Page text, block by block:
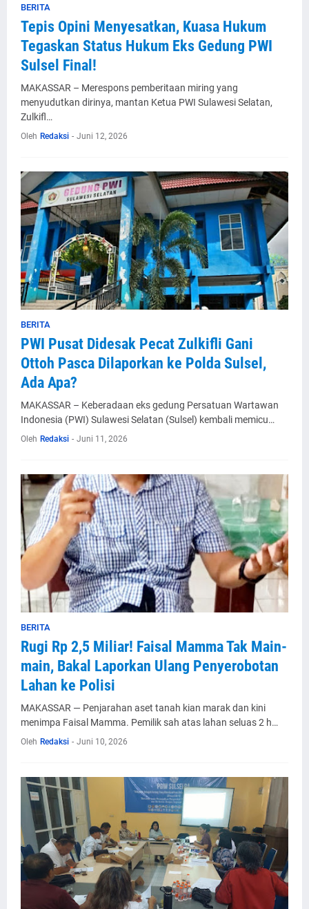
BERITA
Tepis Opini Menyesatkan, Kuasa Hukum
Tegaskan Status Hukum Eks Gedung PWI
Sulsel Final!
MAKASSAR – Merespons pemberitaan miring yang
menyudutkan dirinya, mantan Ketua PWI Sulawesi Selatan,
Zulkifl…
Oleh Redaksi - Juni 12, 2026
BERITA
PWI Pusat Didesak Pecat Zulkifli Gani
Ottoh Pasca Dilaporkan ke Polda Sulsel,
Ada Apa?
MAKASSAR – Keberadaan eks gedung Persatuan Wartawan
Indonesia (PWI) Sulawesi Selatan (Sulsel) kembali memicu…
Oleh Redaksi - Juni 11, 2026
BERITA
Rugi Rp 2,5 Miliar! Faisal Mamma Tak Main-
main, Bakal Laporkan Ulang Penyerobotan
Lahan ke Polisi
MAKASSAR — Penjarahan aset tanah kian marak dan kini
menimpa Faisal Mamma. Pemilik sah atas lahan seluas 2 h…
Oleh Redaksi - Juni 10, 2026